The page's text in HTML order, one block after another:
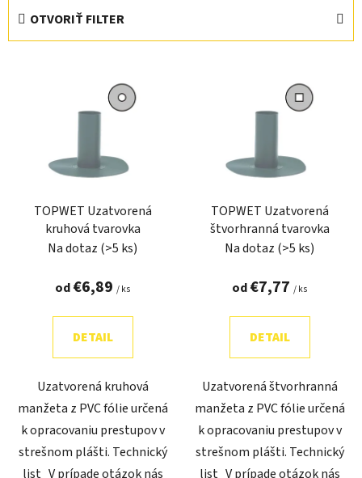
OTVORIŤ FILTER
TOPWET Uzatvorená
kruhová tvarovka
Na dotaz (>5 ks)
od€6,89 / ks
DETAIL
Uzatvorená kruhová
manžeta z PVC fólie určená
k opracovaniu prestupov v
strešnom plášti. Technický
list V prípade otázok nás
TOPWET Uzatvorená
štvorhranná tvarovka
Na dotaz (>5 ks)
od€7,77 / ks
DETAIL
Uzatvorená štvorhranná
manžeta z PVC fólie určená
k opracovaniu prestupov v
strešnom plášti. Technický
list V prípade otázok nás